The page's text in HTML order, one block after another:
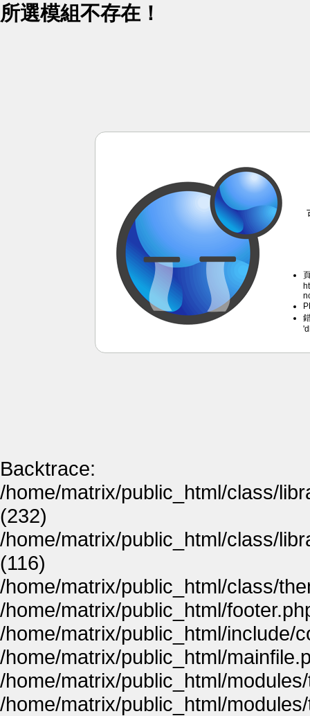
所選模組不存在！
Backtrace:
/home/matrix/public_html/class/
(232)
/home/matrix/public_html/class/
(116)
/home/matrix/public_html/class/
/home/matrix/public_html/
/home/matrix/public_html/include/
/home/matrix/public_html/
/home/matrix/public_html/
/home/matrix/public_html/